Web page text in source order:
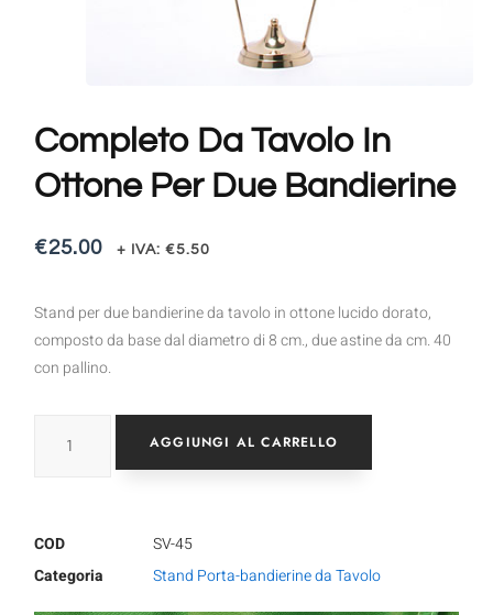
Completo Da Tavolo In
Ottone Per Due Bandierine
€25.00 + IVA: €5.50
Stand per due bandierine da tavolo in ottone lucido dorato,
composto da base dal diametro di 8 cm., due astine da cm. 40
con pallino.
AGGIUNGI AL CARRELLO
COD
SV-45
Categoria
Stand Porta-bandierine da Tavolo